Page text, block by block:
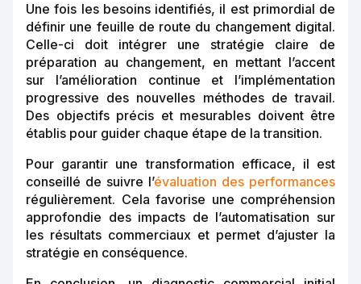
Une fois les besoins identifiés, il est primordial de
définir une feuille de route du changement digital.
Celle-ci doit intégrer une stratégie claire de
préparation au changement, en mettant l’accent
sur l’amélioration continue et l’implémentation
progressive des nouvelles méthodes de travail.
Des objectifs précis et mesurables doivent être
établis pour guider chaque étape de la transition.
Pour garantir une transformation efficace, il est
conseillé de suivre l’évaluation des performances
régulièrement. Cela favorise une compréhension
approfondie des impacts de l’automatisation sur
les résultats commerciaux et permet d’ajuster la
stratégie en conséquence.